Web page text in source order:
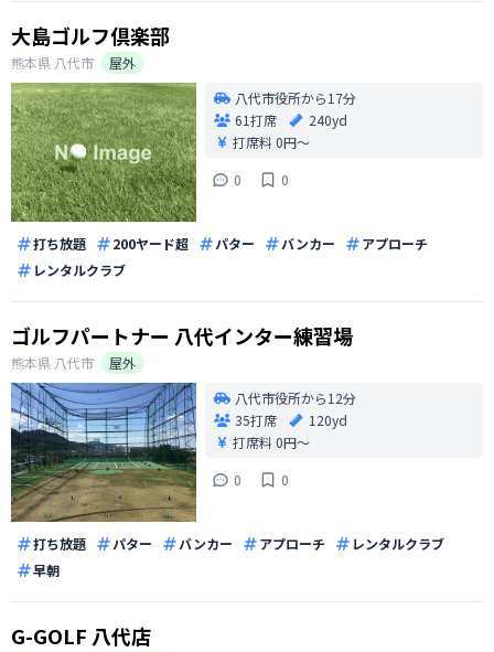
大島ゴルフ倶楽部
熊本県 八代市
屋外
八代市役所から17分
61打席
240yd
打席料0円〜
0
0
打ち放題 200ヤード超 パター バンカー
アプローチ
レンタルクラブ
ゴルフパートナー 八代インター練習場
熊本県 八代市
屋外
八代市役所から12分
35打席
120yd
打席料0円〜
0
0
打ち放題 パター バンカー アプローチ
レンタルクラブ
早朝
G-GOLF 八代店